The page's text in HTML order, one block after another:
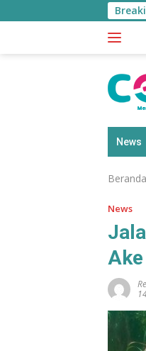
ke
News
Beranda
News
Ake